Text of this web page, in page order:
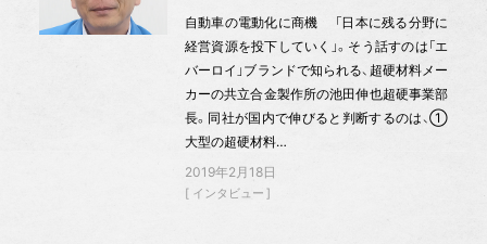
自動車の電動化に商機 「日本に残る分野に
経営資源を投下していく」。そう話すのは「エ
バーロイ」ブランドで知られる、超硬材料メー
カーの共立合金製作所の池田伸也超硬事業部
長。同社が国内で伸びると判断するのは、①
大型の超硬材料…
2019年2月18日
インタビュー